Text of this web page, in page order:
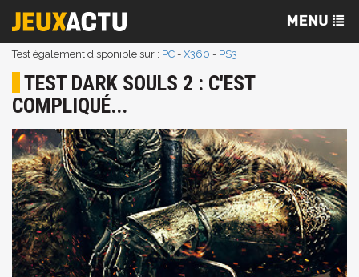
Test également disponible sur : PC - X360 - PS3
TEST DARK SOULS 2 : C'EST
COMPLIQUÉ...